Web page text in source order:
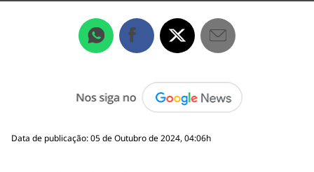
Data de publicação: 05 de Outubro de 2024, 04:06h